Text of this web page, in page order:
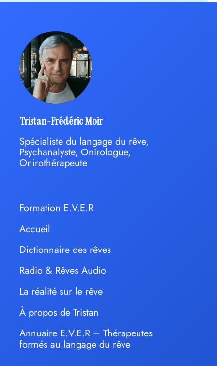
Tristan-Frédéric Moir
Spécialiste du langage du rêve,
Psychanalyste, Onirologue,
Onirothérapeute
Formation E.V.E.R
Accueil
Dictionnaire des rêves
Radio & Rêves Audio
La réalité sur le rêve
À propos de Tristan
Annuaire E.V.E.R – Thérapeutes
formés au langage du rêve